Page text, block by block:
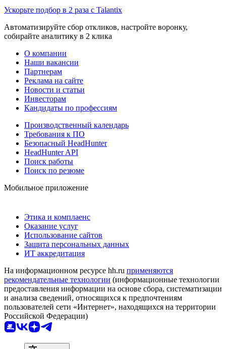
Ускорьте подбор в 2 раза с Talantix
Автоматизируйте сбор откликов, настройте воронку,
собирайте аналитику в 2 клика
О компании
Наши вакансии
Партнерам
Реклама на сайте
Новости и статьи
Инвесторам
Кандидаты по профессиям
Производственный календарь
Требования к ПО
Безопасный HeadHunter
HeadHunter API
Поиск работы
Поиск по резюме
Мобильное приложение
Этика и комплаенс
Оказание услуг
Использование сайтов
Защита персональных данных
ИТ аккредитация
На информационном ресурсе hh.ru применяются
рекомендательные технологии (информационные технологии
предоставления информации на основе сбора, систематизации
и анализа сведений, относящихся к предпочтениям
пользователей сети «Интернет», находящихся на территории
Российской Федерации)